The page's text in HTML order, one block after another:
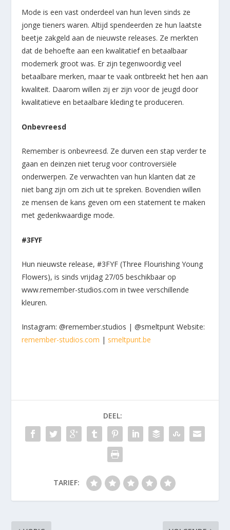
Mode is een vast onderdeel van hun leven sinds ze
jonge tieners waren. Altijd spendeerden ze hun laatste
beetje zakgeld aan de nieuwste releases. Ze merkten
dat de behoefte aan een kwalitatief en betaalbaar
modemerk groot was. Er zijn tegenwoordig veel
betaalbare merken, maar te vaak ontbreekt het hen aan
kwaliteit. Daarom willen zij er zijn voor de jeugd door
kwalitatieve en betaalbare kleding te produceren.
Onbevreesd
Remember is onbevreesd. Ze durven een stap verder te
gaan en deinzen niet terug voor controversiële
onderwerpen. Ze verwachten van hun klanten dat ze
niet bang zijn om zich uit te spreken. Bovendien willen
ze mensen de kans geven om een statement te maken
met gedenkwaardige mode.
#3FYF
Hun nieuwste release, #3FYF (Three Flourishing Young
Flowers), is sinds vrijdag 27/05 beschikbaar op
www.remember-studios.com in twee verschillende
kleuren.
Instagram: @remember.studios | @smeltpunt Website:
remember-studios.com | smeltpunt.be
DEEL:
TARIEF: